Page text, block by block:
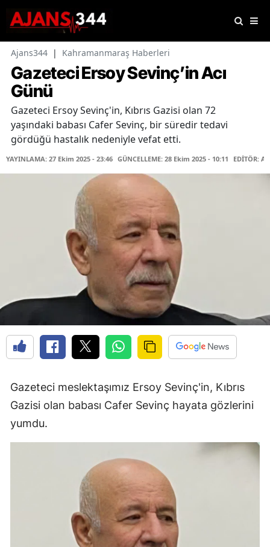
Ajans344 | Kahramanmaraş Haberleri
Gazeteci Ersoy Sevinç’in Acı
Günü
Gazeteci Ersoy Sevinç'in, Kıbrıs Gazisi olan 72
yaşındaki babası Cafer Sevinç, bir süredir tedavi
gördüğü hastalık nedeniyle vefat etti.
YAYINLAMA: 27 Ekim 2025 - 23:46 GÜNCELLEME: 28 Ekim 2025 - 10:11 EDİTÖR:
Gazeteci meslektaşımız Ersoy Sevinç'in, Kıbrıs
Gazisi olan babası Cafer Sevinç hayata gözlerini
yumdu.